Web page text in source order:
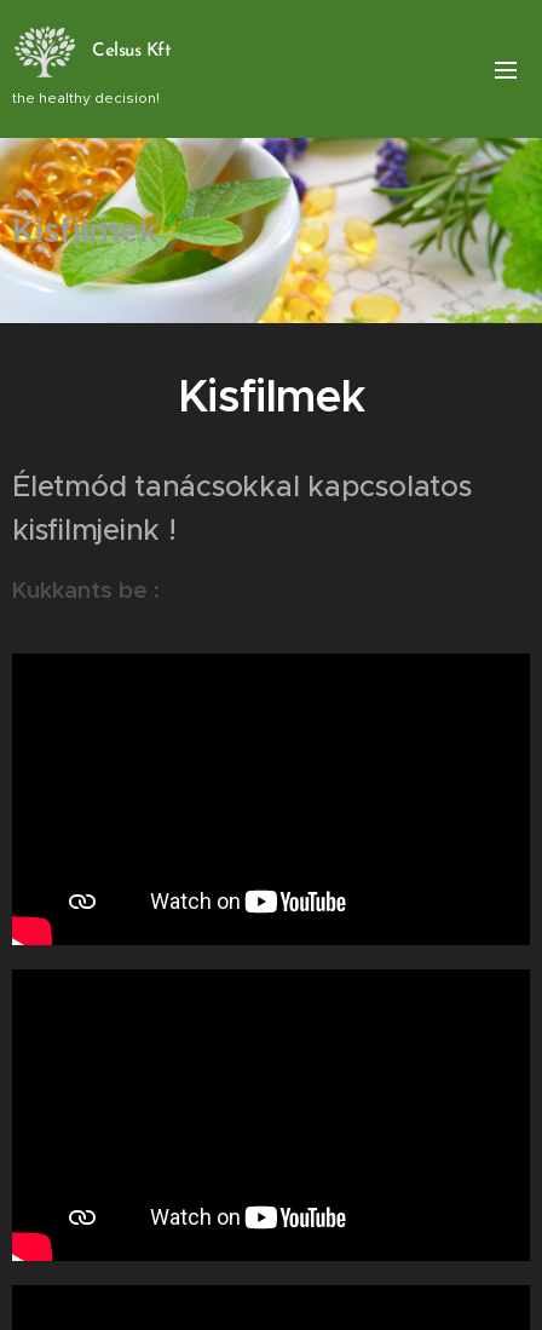
Celsus Kft
the healthy decision!
Kisfilmek
Kisfilmek
Életmód tanácsokkal kapcsolatos
kisfilmjeink !
Kukkants be :